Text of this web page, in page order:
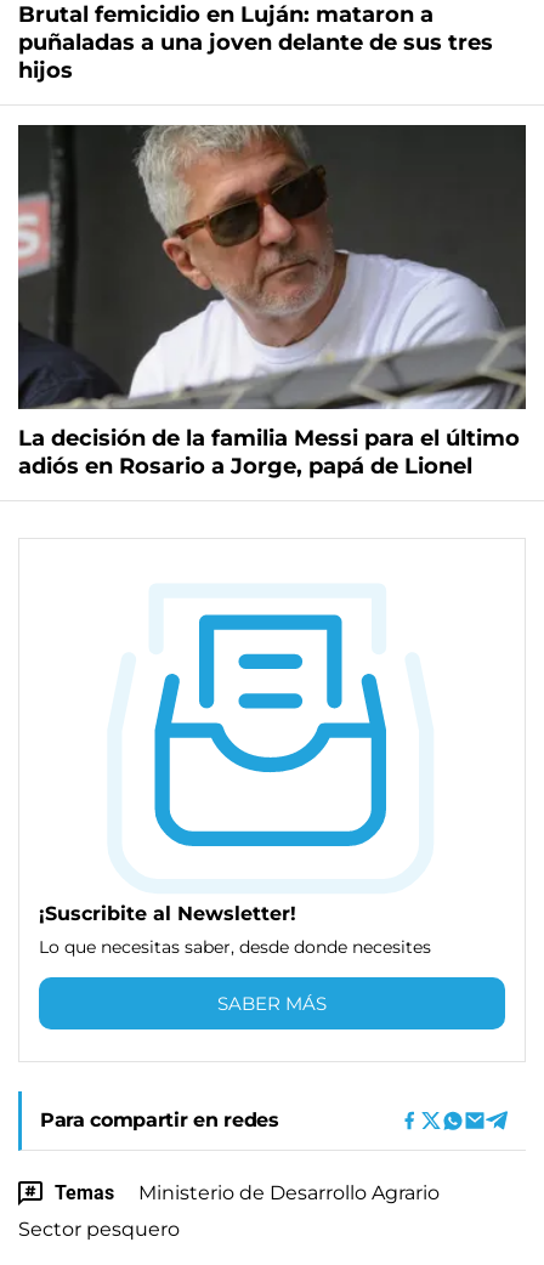
Brutal femicidio en Luján: mataron a
puñaladas a una joven delante de sus tres
hijos
La decisión de la familia Messi para el último
adiós en Rosario a Jorge, papá de Lionel
¡Suscribite al Newsletter!
Lo que necesitas saber, desde donde necesites
SABER MÁS
Para compartir en redes
Temas
Ministerio de Desarrollo Agrario
Sector pesquero